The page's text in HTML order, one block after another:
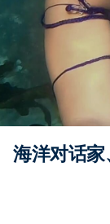
海洋对话